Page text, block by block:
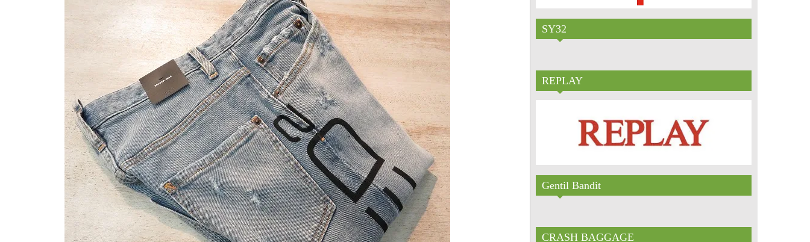
SY32
REPLAY
Gentil Bandit
CRASH BAGGAGE